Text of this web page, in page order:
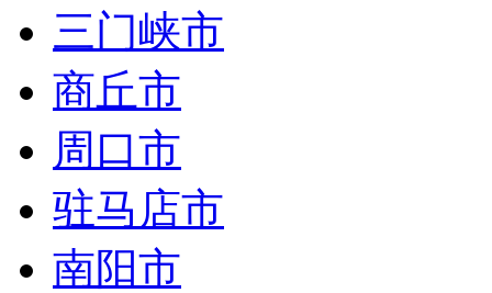
三门峡市
商丘市
周口市
驻马店市
南阳市